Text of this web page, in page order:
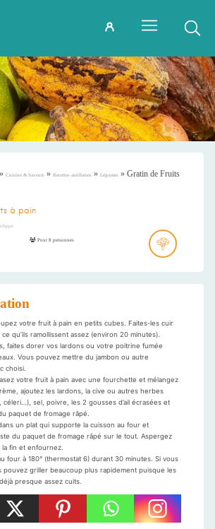
» Cuisine & Saveurs » Recettes antillaises » Légumes » Gratin de Fruits
à pain
Pour 8 personnes
votre fruit à pain en petits cubes. Faites-les cuir
ce qu’ils ramollissent assez (environ 20 minutes).
faites dorer vos lardons ou votre poitrine fumée
Vous pouvez mettre du jambon ou autre
choisi.
votre fruit à pain avec une fourchette et mélangez
ajoutez les lardons, la cive ou autres herbes
céleri…), sel, poivre, les 2 gousses d’ail écrasées et
paquet de fromage râpé.
un plat qui supporte la cuisson au four et
du paquet de fromage râpé sur le tout. Aspergez
la fin et enfournez.
four à 180° (thermostat 6) durant 30 minutes. Si vous
pouvez griller beaucoup plus rapidement puisque les
presque assez cuits.